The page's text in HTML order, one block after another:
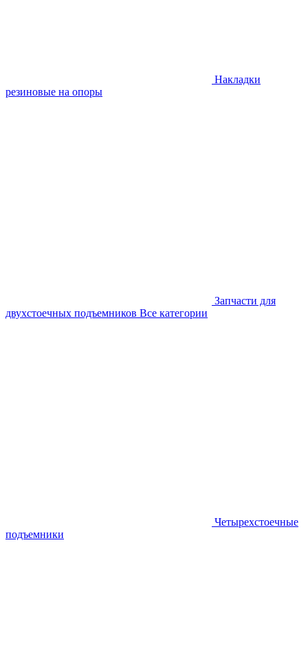
Накладки
резиновые на опоры
Запчасти для
двухстоечных подъемников Все категории
Четырехстоечные
подъемники